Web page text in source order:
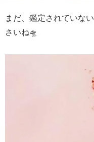
まだ、鑑定されていな
さいね🛸